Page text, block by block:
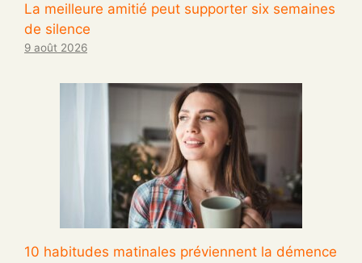
La meilleure amitié peut supporter six semaines
de silence
9 août 2026
10 habitudes matinales préviennent la démence